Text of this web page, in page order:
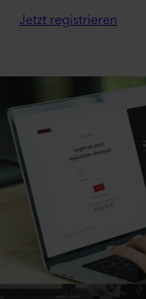
Jetzt registrieren